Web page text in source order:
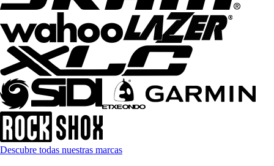
Descubre todas nuestras marcas